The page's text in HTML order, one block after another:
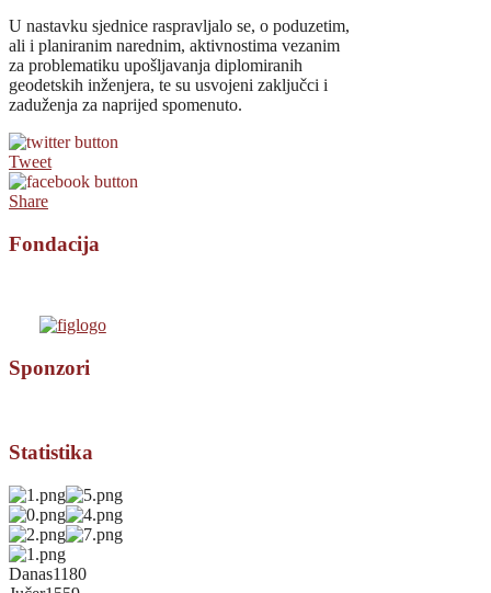
U nastavku sjednice raspravljalo se, o poduzetim,
ali i planiranim narednim, aktivnostima vezanim
za problematiku upošljavanja diplomiranih
geodetskih inženjera, te su usvojeni zaključci i
zaduženja za naprijed spomenuto.
Tweet
Share
Fondacija
Sponzori
Statistika
Danas1180